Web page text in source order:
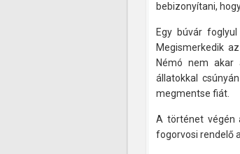
bebizonyítani,
Egy búvár
Megismerkedik
Némó nem akar
állatokkal
megmentse fiát.
A történet végén
fogorvosi rendelő